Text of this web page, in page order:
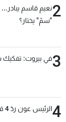
2نعيم قاسم
"سمّ" يختار؟
3في بيروت: تفكيك
4الرئيس عون ردّ 4 قوانين إلى مجلس النواب